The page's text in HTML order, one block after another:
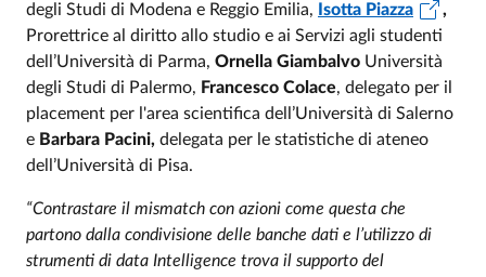
degli Studi di Modena e Reggio Emilia,
Isotta Piazza
,
Prorettrice al diritto allo studio e ai Servizi agli studenti
dell’Università di Parma, Ornella Giambalvo Università
degli Studi di Palermo, Francesco Colace, delegato per il
placement per l'area scientifica dell’Università di Salerno
e Barbara Pacini, delegata per le statistiche di ateneo
dell’Università di Pisa.
“Contrastare il mismatch con azioni come questa che
partono dalla condivisione delle banche dati e l’utilizzo di
strumenti di data Intelligence trova il supporto del